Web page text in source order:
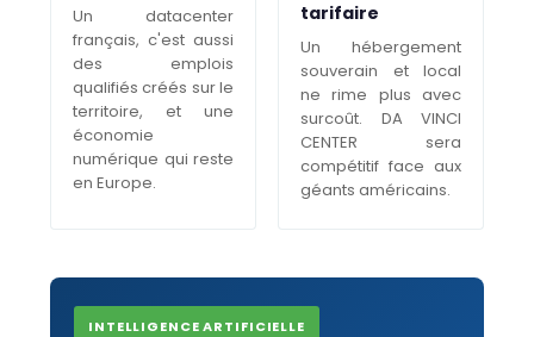
Un datacenter
français, c'est aussi
des emplois
qualifiés créés sur le
territoire, et une
économie
numérique qui reste
en Europe.
tarifaire
Un hébergement
souverain et local
ne rime plus avec
surcoût. DA VINCI
CENTER sera
compétitif face aux
géants américains.
INTELLIGENCE ARTIFICIELLE